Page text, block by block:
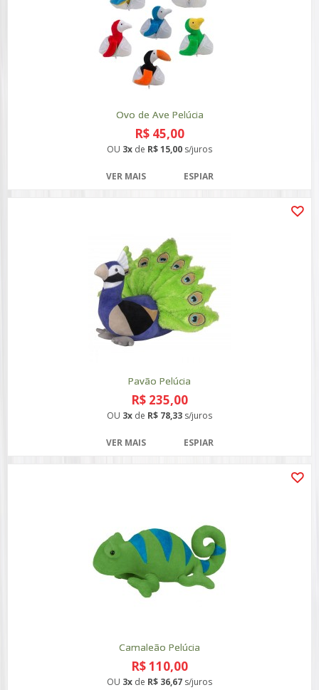
Ovo de Ave Pelúcia
R$ 45,00
OU 3x de R$ 15,00 s/juros
VER MAIS ESPIAR
Pavão Pelúcia
R$ 235,00
OU 3x de R$ 78,33 s/juros
VER MAIS ESPIAR
Camaleão Pelúcia
R$ 110,00
OU 3x de R$ 36,67 s/juros